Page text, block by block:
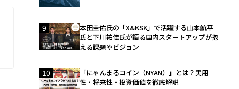
9
本田圭佑氏の「X&KSK」で活躍する山本航平
氏と下川祐佳氏が語る国内スタートアップが抱
える課題やビジョン
10
「にゃんまるコイン（NYAN）」とは？実用
性・将来性・投資価値を徹底解説